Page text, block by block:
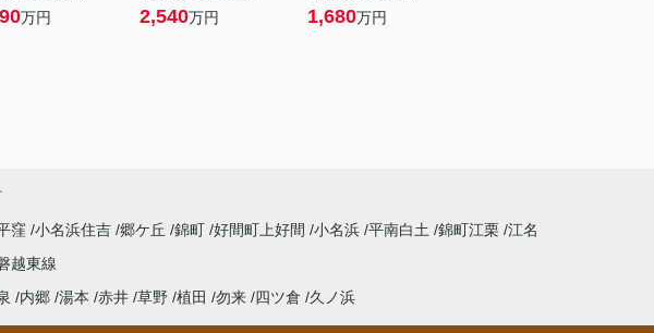
万円 2,540万円 1,680万円
窪 小名浜住吉 郷ケ丘 錦町 好間町上好間 小名浜 平南白土 錦町江栗 江名
越東線
内郷 湯本 赤井 草野 植田 勿来 四ツ倉 久ノ浜